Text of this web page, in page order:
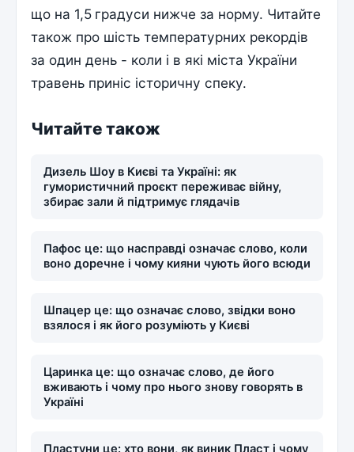
що на 1,5 градуси нижче за норму. Читайте
також про шість температурних рекордів
за один день - коли і в які міста України
травень приніс історичну спеку.
Читайте також
Дизель Шоу в Києві та Україні: як
гумористичний проєкт переживає війну,
збирає зали й підтримує глядачів
Пафос це: що насправді означає слово, коли
воно доречне і чому кияни чують його всюди
Шпацер це: що означає слово, звідки воно
взялося і як його розуміють у Києві
Царинка це: що означає слово, де його
вживають і чому про нього знову говорять в
Україні
Пластуни це: хто вони, як виник Пласт і чому